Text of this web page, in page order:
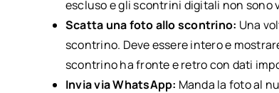
escluso e gli scontrini digitali non sono
Scatta una foto allo scontrino: Una
scontrino. Deve essere intero e
scontrino ha fronte e retro con dati
Invia via WhatsApp: Manda la foto al